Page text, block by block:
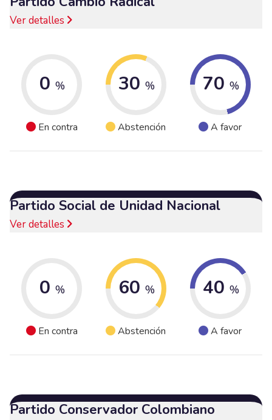
Ver detalles
0 %
En contra
30 %
Abstención
70 %
A favor
Partido Social de Unidad Nacional
Ver detalles
0 %
En contra
60 %
Abstención
40 %
A favor
Partido Conservador Colombiano